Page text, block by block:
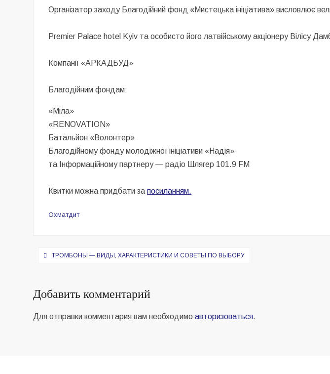
Організатор заходу Благодійний фонд «Мистецька ініціатива» висловлює
Premier Palace hotel Kyiv та особисто його латвійському акціонеру Вілісу
Компанії «АРКАДБУД»
Благодійним фондам:
«Міла»
«RENOVATION»
Батальйон «Волонтер»
Благодійному фонду молодіжної ініціативи «Надія»
та Інформаційному партнеру — радіо Шлягер 101.9 FM
Квитки можна придбати запосиланням.
Охматдит
Навигация
записям
ТРОМБОНЫ — ВИДЫ, ХАРАКТЕРИСТИКИ И СОВЕТЫ ПО ВЫБОРУ
Добавить комментарий
Для отправки комментария вам необходимоавторизоваться.